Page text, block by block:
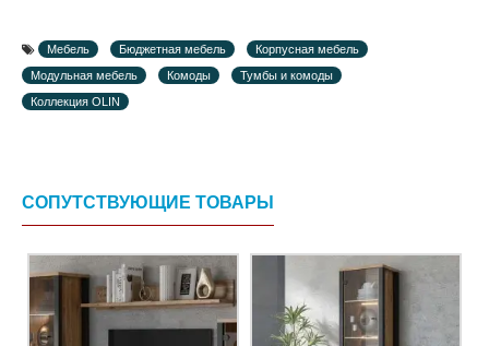
Мебель Бюджетная мебель
Корпусная мебель
Модульная мебель
Комоды
Тумбы и комоды
Коллекция OLIN
СОПУТСТВУЮЩИЕ ТОВАРЫ